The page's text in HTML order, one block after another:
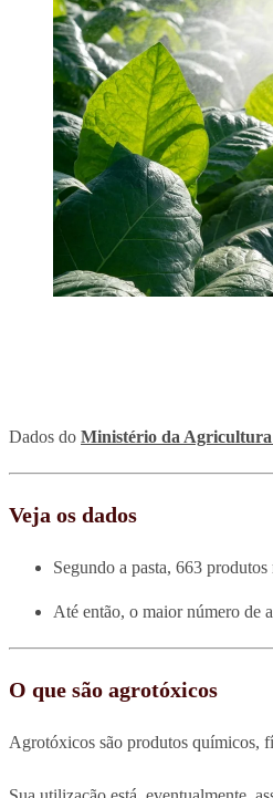
Dados do Ministério da Agricultura
Veja os dados
Segundo a pasta, 663
Até então, o maior número de
O que são agrotóxicos
Agrotóxicos são produtos químicos,